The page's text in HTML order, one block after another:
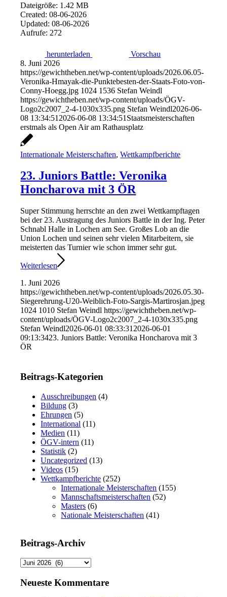
Dateigröße: 1.42 MB
Created: 08-06-2026
Updated: 08-06-2026
Aufrufe: 272
herunterladen
Vorschau
8. Juni 2026
https://gewichtheben.net/wp-content/uploads/2026.06.05-
Veronika-Hmayak-die-Punktebesten-der-Staats-Foto-von-
Conny-Hoegg.jpg 1024 1536 Stefan Weindl
https://gewichtheben.net/wp-content/uploads/ÖGV-
Logo2c2007_2-4-1030x335.png Stefan Weindl2026-06-
08 13:34:51 2026-06-08 13:34:51 Staatsmeisterschaften
erstmals als Open Air am Rathausplatz
Internationale Meisterschaften,Wettkampfberichte
23. Juniors Battle: Veronika
Honcharova mit 3 ÖR
Super Stimmung herrschte an den zwei Wettkampftagen
bei der 23. Austragung des Juniors Battle in der Ing. Peter
Schnabl Halle in Lochen am See. Großes Lob an die
Union Lochen und seinen sehr vielen Mitarbeitern, sie
meisterten das Turnier wie schon immer sehr gut.
Weiterlesen
1. Juni 2026
https://gewichtheben.net/wp-content/uploads/2026.05.30-
Siegerehrung-U20-Weiblich-Foto-Sargis-Martirosjan.jpeg
1024 1010 Stefan Weindl https://gewichtheben.net/wp-
content/uploads/ÖGV-Logo2c2007_2-4-1030x335.png
Stefan Weindl2026-06-01 08:33:31 2026-06-01
09:13:3423. Juniors Battle: Veronika Honcharova mit 3
ÖR
Beitrags-Kategorien
Ausschreibungen (4)
Bildung (3)
Ehrungen (5)
International (11)
Medien (11)
ÖGV-intern (11)
Statistik (2)
Uncategorized (13)
Videos (15)
Wettkampfberichte (252)
Internationale Meisterschaften (155)
Mannschaftsmeisterschaften (52)
Masters (6)
Nationale Meisterschaften (41)
Beitrags-Archiv
Beitrags-
Neueste Kommentare